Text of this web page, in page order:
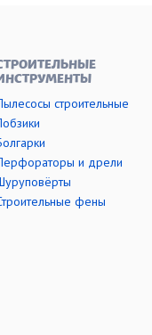
строительные
и дрели
фены